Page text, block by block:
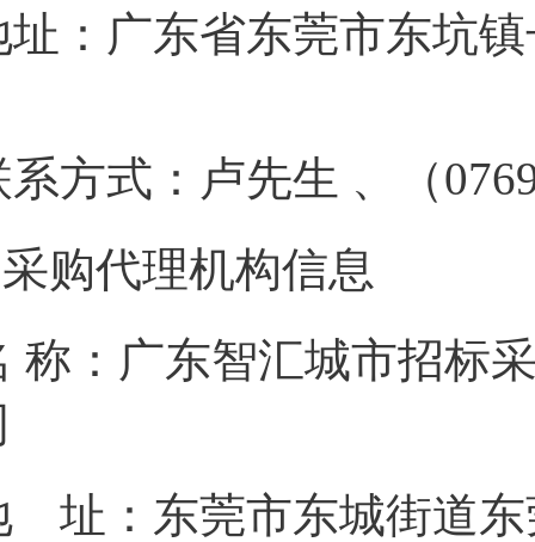
址：广东省东莞市东坑
系方式：卢先生
购代理机构信息
称：广东智汇城市招标
址：东莞市东城街道东